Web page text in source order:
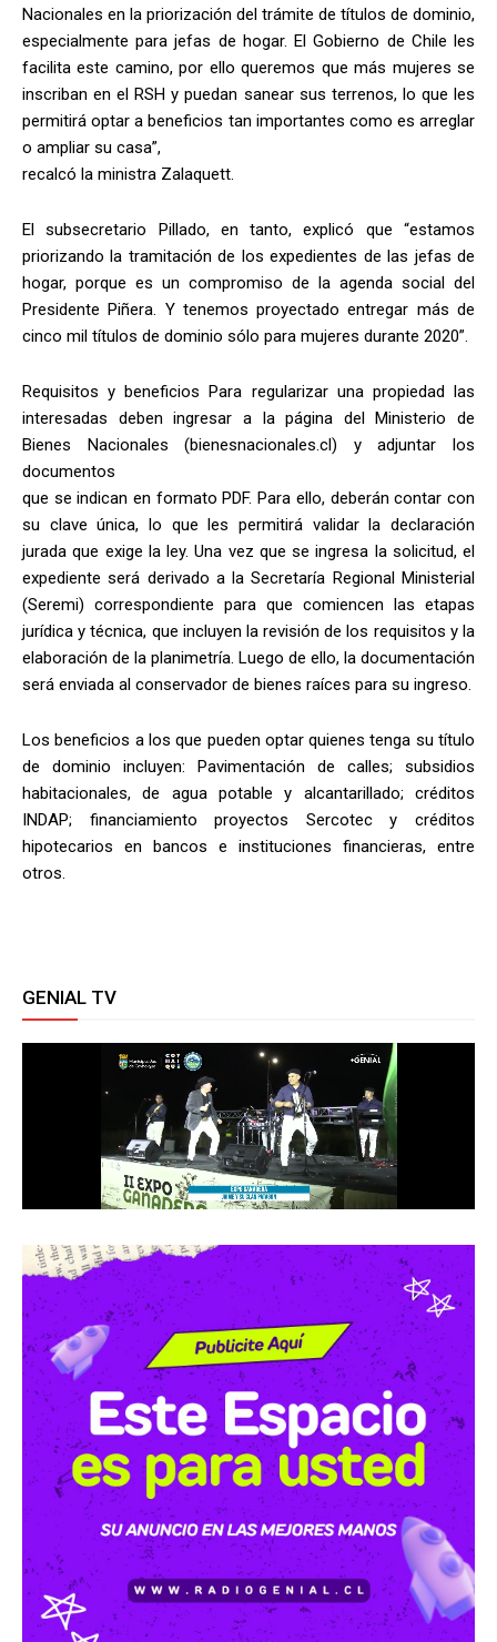
Nacionales en la priorización del trámite de títulos de dominio,
especialmente para jefas de hogar. El Gobierno de Chile les
facilita este camino, por ello queremos que más mujeres se
inscriban en el RSH y puedan sanear sus terrenos, lo que les
permitirá optar a beneficios tan importantes como es arreglar
o ampliar su casa”,
recalcó la ministra Zalaquett.
El subsecretario Pillado, en tanto, explicó que “estamos
priorizando la tramitación de los expedientes de las jefas de
hogar, porque es un compromiso de la agenda social del
Presidente Piñera. Y tenemos proyectado entregar más de
cinco mil títulos de dominio sólo para mujeres durante 2020”.
Requisitos y beneficios Para regularizar una propiedad las
interesadas deben ingresar a la página del Ministerio de
Bienes Nacionales (bienesnacionales.cl) y adjuntar los
documentos
que se indican en formato PDF. Para ello, deberán contar con
su clave única, lo que les permitirá validar la declaración
jurada que exige la ley. Una vez que se ingresa la solicitud, el
expediente será derivado a la Secretaría Regional Ministerial
(Seremi) correspondiente para que comiencen las etapas
jurídica y técnica, que incluyen la revisión de los requisitos y la
elaboración de la planimetría. Luego de ello, la documentación
será enviada al conservador de bienes raíces para su ingreso.
Los beneficios a los que pueden optar quienes tenga su título
de dominio incluyen: Pavimentación de calles; subsidios
habitacionales, de agua potable y alcantarillado; créditos
INDAP; financiamiento proyectos Sercotec y créditos
hipotecarios en bancos e instituciones financieras, entre
otros.
GENIAL TV